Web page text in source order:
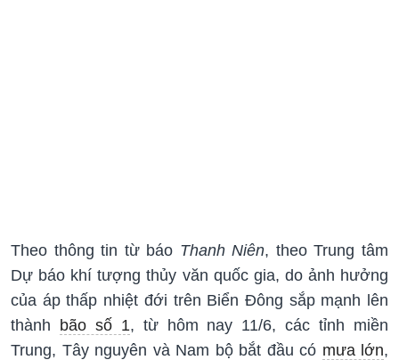
Theo thông tin từ báo Thanh Niên, theo Trung tâm
Dự báo khí tượng thủy văn quốc gia, do ảnh hưởng
của áp thấp nhiệt đới trên Biển Đông sắp mạnh lên
thành bão số 1, từ hôm nay 11/6, các tỉnh miền
Trung, Tây nguyên và Nam bộ bắt đầu có mưa lớn,